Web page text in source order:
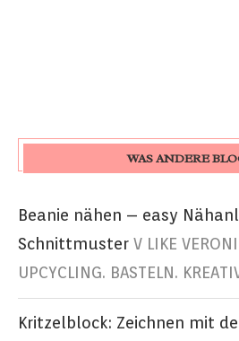
WAS ANDERE
Beanie nähen – easy
Schnittmuster V LIKE
UPCYCLING. BASTELN.
Kritzelblock: Zeichnen mit